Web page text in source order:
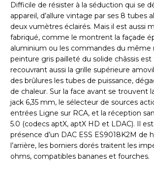
Difficile de résister à la séduction qui se
appareil, d’allure vintage par ses 8 tubes
deux vumètres éclairés. Mais il est aussi
fabriqué, comme le montrent la façade
aluminium ou les commandes du même
peinture gris pailleté du solide châssis est
recouvrant aussi la grille supérieure
des brûlures les tubes de puissance,
de chaleur. Sur la face avant se trouvent
jack 6,35 mm, le sélecteur de sources
entrées Ligne sur RCA, et la réception
5.0 (codecs aptX, aptX HD et LDAC). Il
présence d’un DAC ESS ES9018K2M de
l’arrière, les borniers dorés traitent les
ohms, compatibles bananes et fourches.